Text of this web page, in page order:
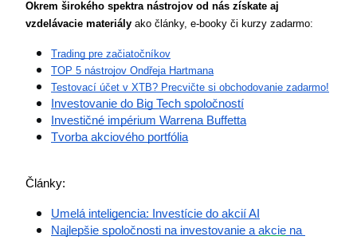
Okrem širokého spektra nástrojov od nás získate aj
vzdelávacie materiály ako články, e-booky či kurzy zadarmo:
Trading pre začiatočníkov
TOP 5 nástrojov Ondřeja Hartmana
Testovací účet v XTB? Precvičte si obchodovanie zadarmo!
Investovanie do Big Tech spoločností
Investičné impérium Warrena Buffetta
Tvorba akciového portfólia
Články:
Umelá inteligencia: Investície do akcií AI
Najlepšie spoločnosti na investovanie a akcie na